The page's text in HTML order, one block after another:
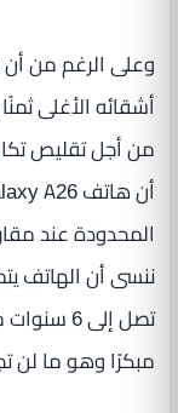
وعلى الرغم من
أشقائه الأغلى
من أجل تقليص
ننسى أن الهاتف
تصل إلى
مبكرًا وهو ما لن